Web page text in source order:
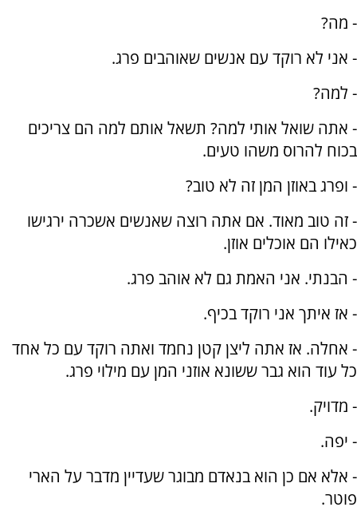
- מה?
- אני לא רוקד עם אנשים שאוהבים פרג.
- למה?
- אתה שואל אותי למה? תשאל אותם למה הם צריכים
בכוח להרוס משהו טעים.
- ופרג באוזן המן זה לא טוב?
- זה טוב מאוד. אם אתה רוצה שאנשים אשכרה ירגישו
כאילו הם אוכלים אוזן.
- הבנתי. אני האמת גם לא אוהב פרג.
- אז איתך אני רוקד בכיף.
- אחלה. אז אתה ליצן קטן נחמד ואתה רוקד עם כל אחד
כל עוד הוא גבר ששונא אוזני המן עם מילוי פרג.
- מדויק.
- יפה.
- אלא אם כן הוא בנאדם מבוגר שעדיין מדבר על הארי
פוטר.